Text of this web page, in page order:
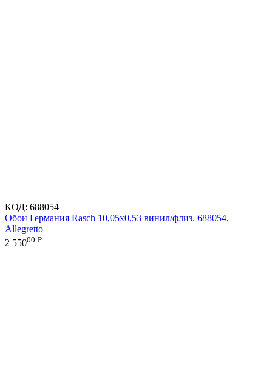
КОД: 688054
Обои Германия Rasch 10,05x0,53 винил/флиз. 688054,
Allegretto
2 55000 Р